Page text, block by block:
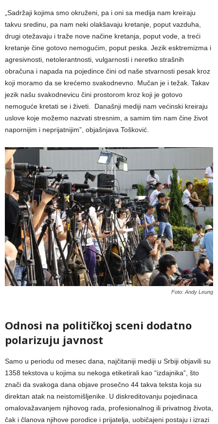
„Sadržaji kojima smo okruženi, pa i oni sa medija nam kreiraju
takvu sredinu, pa nam neki olakšavaju kretanje, poput vazduha,
drugi otežavaju i traže nove načine kretanja, poput vode, a treći
kretanje čine gotovo nemogućim, poput peska. Jezik esktremizma i
agresivnosti, netolerantnosti, vulgarnosti i neretko strašnih
obračuna i napada na pojedince čini od naše stvarnosti pesak kroz
koji moramo da se krećemo svakodnevno. Mučan je i težak. Takav
jezik našu svakodnevicu čini prostorom kroz koji je gotovo
nemoguće kretati se i živeti. Današnji mediji nam većinski kreiraju
uslove koje možemo nazvati stresnim, a samim tim nam čine život
napornijim i neprijatnijim”, objašnjava Tošković.
Foto: Andy Leung
Odnosi na političkoj sceni dodatno
polarizuju javnost
Samo u periodu od mesec dana, najčitaniji mediji u Srbiji objavili su
1358 tekstova u kojima su nekoga etiketirali kao “izdajnika”, što
znači da svakoga dana objave prosečno 44 takva teksta koja su
direktan atak na neistomišljenike. U diskreditovanju pojedinaca
omalovažavanjem njihovog rada, profesionalnog ili privatnog života,
čak i članova njihove porodice i prijatelja, uobičajeni postaju i izrazi